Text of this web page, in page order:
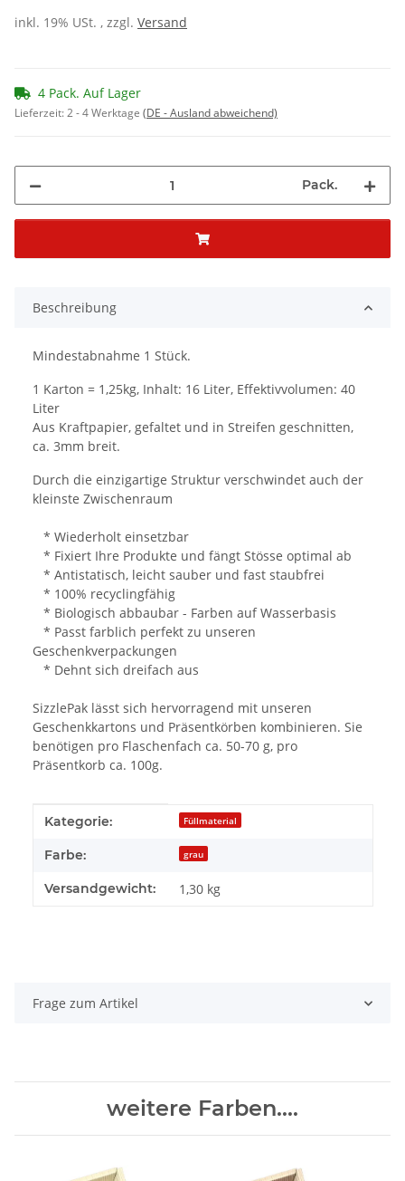
inkl. 19% USt. , zzgl. Versand
4 Pack. Auf Lager
Lieferzeit:2 - 4 Werktage (DE - Ausland abweichend)
Pack.
Beschreibung
Mindestabnahme 1 Stück.
1 Karton = 1,25kg, Inhalt: 16 Liter, Effektivvolumen: 40
Liter
Aus Kraftpapier, gefaltet und in Streifen geschnitten,
ca. 3mm breit.
Durch die einzigartige Struktur verschwindet auch der
kleinste Zwischenraum
* Wiederholt einsetzbar
* Fixiert Ihre Produkte und fängt Stösse optimal ab
* Antistatisch, leicht sauber und fast staubfrei
* 100% recyclingfähig
* Biologisch abbaubar - Farben auf Wasserbasis
* Passt farblich perfekt zu unseren
Geschenkverpackungen
* Dehnt sich dreifach aus
SizzlePak lässt sich hervorragend mit unseren
Geschenkkartons und Präsentkörben kombinieren. Sie
benötigen pro Flaschenfach ca. 50-70 g, pro
Präsentkorb ca. 100g.
Produkteigenschaft
Wert
Kategorie: Füllmaterial
Farbe: grau
Versandgewicht: 1,30 kg
Frage zum Artikel
weitere Farben....